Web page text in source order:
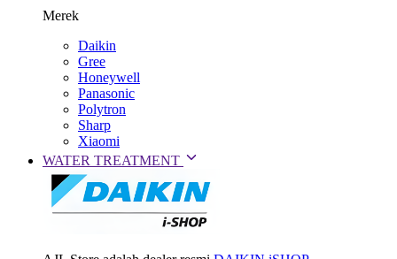
Merek
Daikin
Gree
Honeywell
Panasonic
Polytron
Sharp
Xiaomi
WATER TREATMENT